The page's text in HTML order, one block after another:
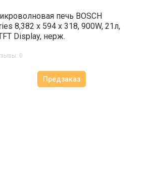
печь BOSCH
8,382 x 594 x 318, 900W, 21л,
Display, нерж.
0
Предзаказ